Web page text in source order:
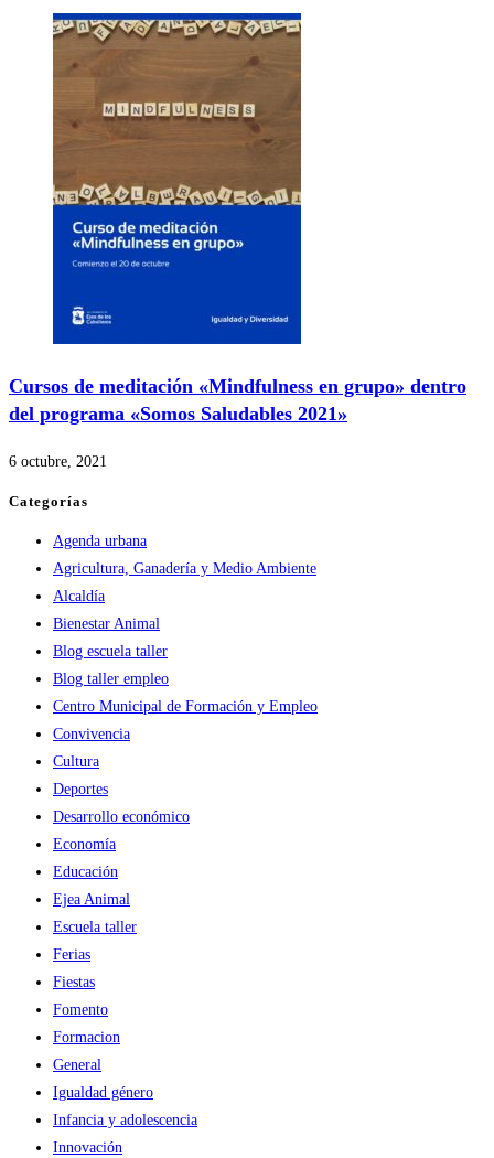
Cursos de meditación «Mindfulness en grupo» dentro
del programa «Somos Saludables 2021»
6 octubre, 2021
Categorías
Agenda urbana
Agricultura, Ganadería y Medio Ambiente
Alcaldía
Bienestar Animal
Blog escuela taller
Blog taller empleo
Centro Municipal de Formación y Empleo
Convivencia
Cultura
Deportes
Desarrollo económico
Economía
Educación
Ejea Animal
Escuela taller
Ferias
Fiestas
Fomento
Formacion
General
Igualdad género
Infancia y adolescencia
Innovación